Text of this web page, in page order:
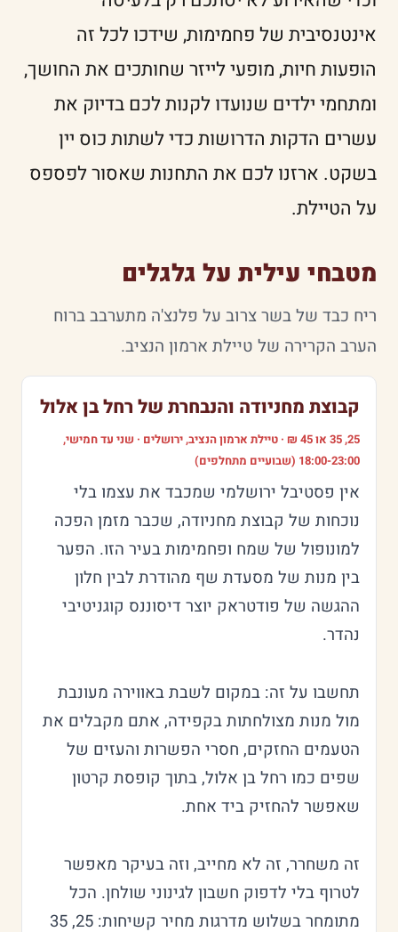
אינטנסיבית של פחמימות, שידכו לכל זה
הופעות חיות, מופעי לייזר שחותכים את החושך,
ומתחמי ילדים שנועדו לקנות לכם בדיוק את
עשרים הדקות הדרושות כדי לשתות כוס יין
בשקט. ארזנו לכם את התחנות שאסור לפספס
על הטיילת.
מטבחי עילית על גלגלים
ריח כבד של בשר צרוב על פלנצ'ה מתערבב ברוח
הערב הקרירה של טיילת ארמון הנציב.
קבוצת מחניודה והנבחרת של רחל בן אלול
25, 35 או 45 ₪ · טיילת ארמון הנציב, ירושלים · שני עד חמישי,
18:00-23:00 (שבועיים מתחלפים)
אין פסטיבל ירושלמי שמכבד את עצמו בלי
נוכחות של קבוצת מחניודה, שכבר מזמן הפכה
למונופול של שמח ופחמימות בעיר הזו. הפער
בין מנות של מסעדת שף מהודרת לבין חלון
ההגשה של פודטראק יוצר דיסוננס קוגניטיבי
נהדר.
תחשבו על זה: במקום לשבת באווירה מעונבת
מול מנות מצולחתות בקפידה, אתם מקבלים את
הטעמים החזקים, חסרי הפשרות והעזים של
שפים כמו רחל בן אלול, בתוך קופסת קרטון
שאפשר להחזיק ביד אחת.
זה משחרר, זה לא מחייב, וזה בעיקר מאפשר
לטרוף בלי לדפוק חשבון לגינוני שולחן. הכל
מתומחר בשלוש מדרגות מחיר קשיחות: 25, 35